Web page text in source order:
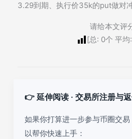
3.29到期、执行价35k的put做对冲
请给本文评
[总: 0个 平均:
👉 延伸阅读 · 交易所注册与
如果你打算进一步参与币圈交
以帮你快速上手：